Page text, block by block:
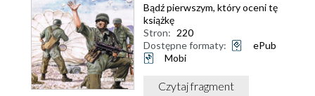
Bądź pierwszym, który oceni tę
książkę
Stron: 220
Dostępne formaty:
ePub
Mobi
Czytaj fragment